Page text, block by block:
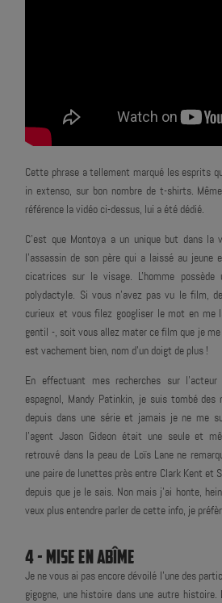
Cette phrase a tellement marqué les esprits
in extenso, sur bon nombre de t-shirts.
référence la vidéo ci-dessus, lui a été dédié.
C'est que Montoya a un unique but dans
l'assassin de son père qui a laissé au jeune
cicatrices sur le visage. L'homme
polydactyle. Si vous n'avez pas vu le film,
curieux et vous filez googliser le mot en me
gentil -, soit vous allez mater ce film que je
est vachement bien, nom d'un doigt de plus !
En effectuant mes recherches sur
espagnol, Mandy Patinkin, je suis tombé
depuis dans une série et jamais je ne me
l'agent Jason Gideon était une seule et
retrouvé dans la peau de Loïs Lane ne
une paire de lunettes près entre Clark Kent et
depuis que je le sais. Non mais j'ai honte,
veux plus entendre parler de cette info, je
4 - MISE EN ABÎME
Je ne vous ai pas encore dévoilé l'une des
gigogne, une histoire dans une autre histoire.